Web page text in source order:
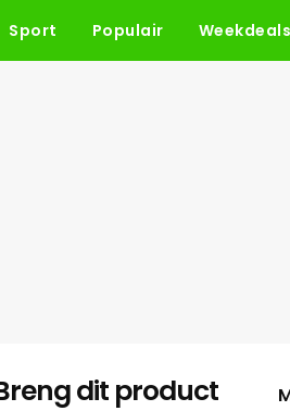
Sport Populair Weekdeals
dit product